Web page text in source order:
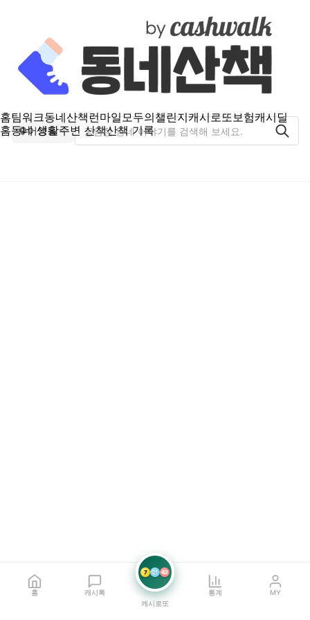
홈팀워크동네산책런마일모두의챌린지캐시로또보험캐시딜
홈동네 생활주변 산책산책 기록
어양동
홈 캐시톡
7 21 42
캐시로또
통계 MY